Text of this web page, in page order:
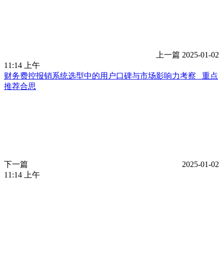
上一篇 2025-01-02
11:14 上午
财务费控报销系统选型中的用户口碑与市场影响力考察 _重点
推荐合思
下一篇
2025-01-02
11:14 上午